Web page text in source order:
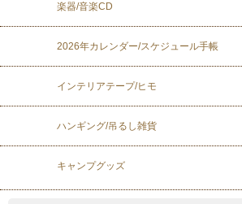
楽器/音楽CD
2026年カレンダー/スケジュール手帳
インテリアテープ/ヒモ
ハンギング/吊るし雑貨
キャンプグッズ